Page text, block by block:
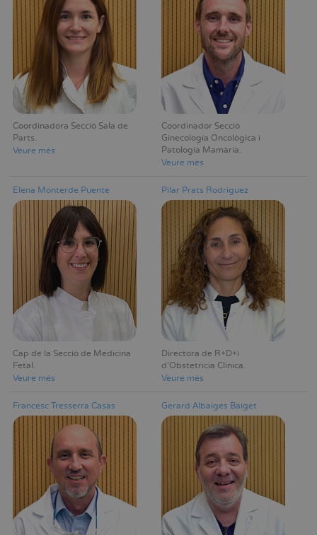
Coordinadora Secció Sala de
Parts
Veure mès
Coordinador Secció
Ginecología Oncològica i
Patologia Mamària
Veure mès
Elena Monterde Puente
Cap de la Secció de Medicina
Fetal
Veure mès
Pilar Prats Rodríguez
Directora de R+D+i
d'Obstetrícia Clínica
Veure mès
Francesc Tresserra Casas Gerard Albaigés Baiget